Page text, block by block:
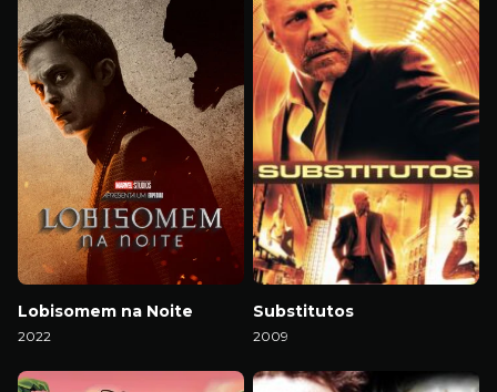
Lobisomem na Noite
2022
Substitutos
2009